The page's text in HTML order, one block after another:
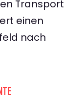
Transport
einen
nach